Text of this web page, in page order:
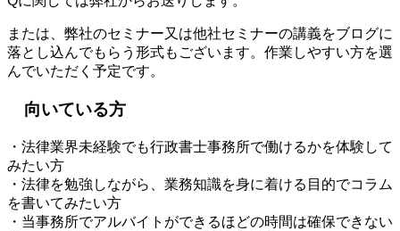
または、弊社のセミナー又は他社セミナーの講義をブログに
落とし込んでもらう形式もございます。作業しやすい方を選
んでいただく予定です。
向いている方
・法律業界未経験でも行政書士事務所で働けるかを体験して
みたい方
・法律を勉強しながら、業務知識を身に着ける目的でコラム
を書いてみたい方
・当事務所でアルバイトができるほどの時間は確保できない